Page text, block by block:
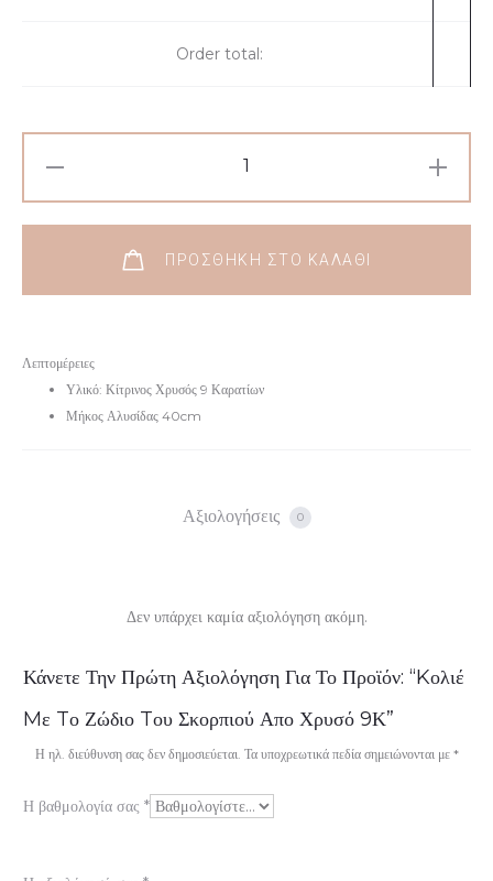
Λεπτομέρειες
Υλικό: Κίτρινος Χρυσός 9 Καρατίων
Μήκος Αλυσίδας 40cm
Order total:
ΠΡΟΣΘΉΚΗ ΣΤΟ ΚΑΛΆΘΙ
Αξιολογήσεις 0
Α
ξ
ο
Δεν υπάρχει καμία αξιολόγηση ακόμη.
Κάνετε Την Πρώτη Αξιολόγηση Για Το Προϊόν: “Kολιέ
Mε Tο Ζώδιο Tου Σκορπιού Απο Χρυσό 9Κ”
Η ηλ. διεύθυνση σας δεν δημοσιεύεται. Τα υποχρεωτικά πεδία σημειώνονται με *
Η βαθμολογία σας *